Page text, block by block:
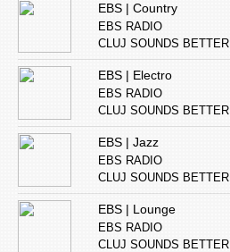
EBS | Country
EBS RADIO
CLUJ SOUNDS BETTER
EBS | Electro
EBS RADIO
CLUJ SOUNDS BETTER
EBS | Jazz
EBS RADIO
CLUJ SOUNDS BETTER
EBS | Lounge
EBS RADIO
CLUJ SOUNDS BETTER